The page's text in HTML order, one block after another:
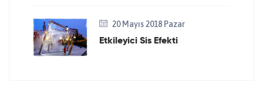
20 Mayıs 2018 Pazar
Etkileyici Sis Efekti